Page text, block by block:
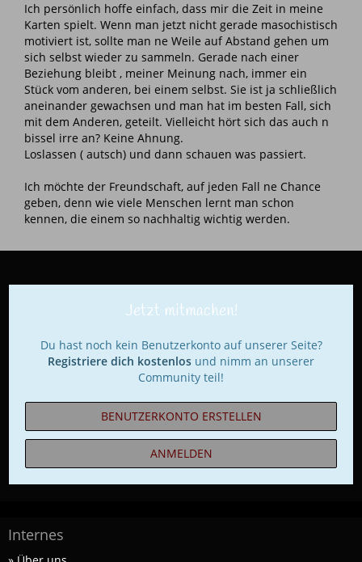
Ich persönlich hoffe einfach, dass mir die Zeit in meine
Karten spielt. Wenn man jetzt nicht gerade masochistisch
motiviert ist, sollte man ne Weile auf Abstand gehen um
sich selbst wieder zu sammeln. Gerade nach einer
Beziehung bleibt , meiner Meinung nach, immer ein
Stück vom anderen, bei einem selbst. Sie ist ja schließlich
aneinander gewachsen und man hat im besten Fall, sich
mit dem Anderen, geteilt. Vielleicht hört sich das auch n
bissel irre an? Keine Ahnung.
Loslassen ( autsch) und dann schauen was passiert.
Ich möchte der Freundschaft, auf jeden Fall ne Chance
geben, denn wie viele Menschen lernt man schon
kennen, die einem so nachhaltig wichtig werden.
Jetzt mitmachen!
Du hast noch kein Benutzerkonto auf unserer Seite?
Registriere dich kostenlos und nimm an unserer
Community teil!
BENUTZERKONTO ERSTELLEN
ANMELDEN
Internes